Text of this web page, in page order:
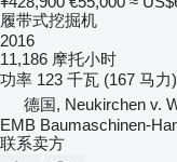
履带式挖掘机
2016
11,186 摩托小时
功率 123 千瓦 (167 马力)
德国, Neukirchen v.
EMB Baumaschinen-
联系卖方